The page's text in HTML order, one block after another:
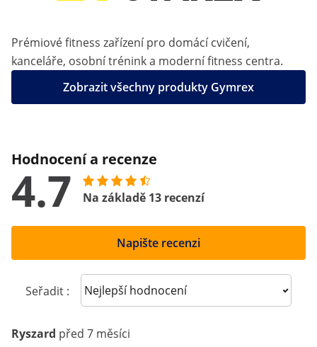
Prémiové fitness zařízení pro domácí cvičení,
kanceláře, osobní trénink a moderní fitness centra.
Zobrazit všechny produkty Gymrex
Hodnocení a recenze
4.7 Na základě 13 recenzí
Napište recenzi
Seřadit : Sort reviews
Ryszard před 7 měsíci